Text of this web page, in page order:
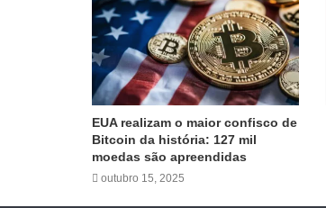
EUA realizam o maior confisco de
Bitcoin da história: 127 mil
moedas são apreendidas
outubro 15, 2025